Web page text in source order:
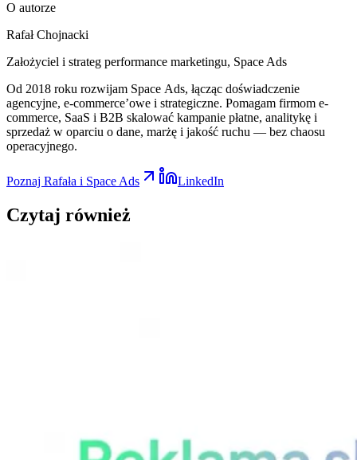
O autorze
Rafał Chojnacki
Założyciel i strateg performance marketingu, Space Ads
Od 2018 roku rozwijam Space Ads, łącząc doświadczenie
agencyjne, e-commerce’owe i strategiczne. Pomagam firmom e-
commerce, SaaS i B2B skalować kampanie płatne, analitykę i
sprzedaż w oparciu o dane, marżę i jakość ruchu — bez chaosu
operacyjnego.
Poznaj Rafała i Space Ads LinkedIn
Czytaj również